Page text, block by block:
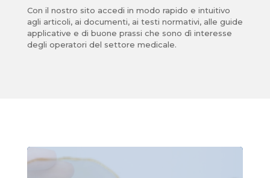
Con il nostro sito accedi in modo rapido e intuitivo
agli articoli, ai documenti, ai testi normativi, alle guide
applicative e di buone prassi che sono dì interesse
degli operatori del settore medicale.